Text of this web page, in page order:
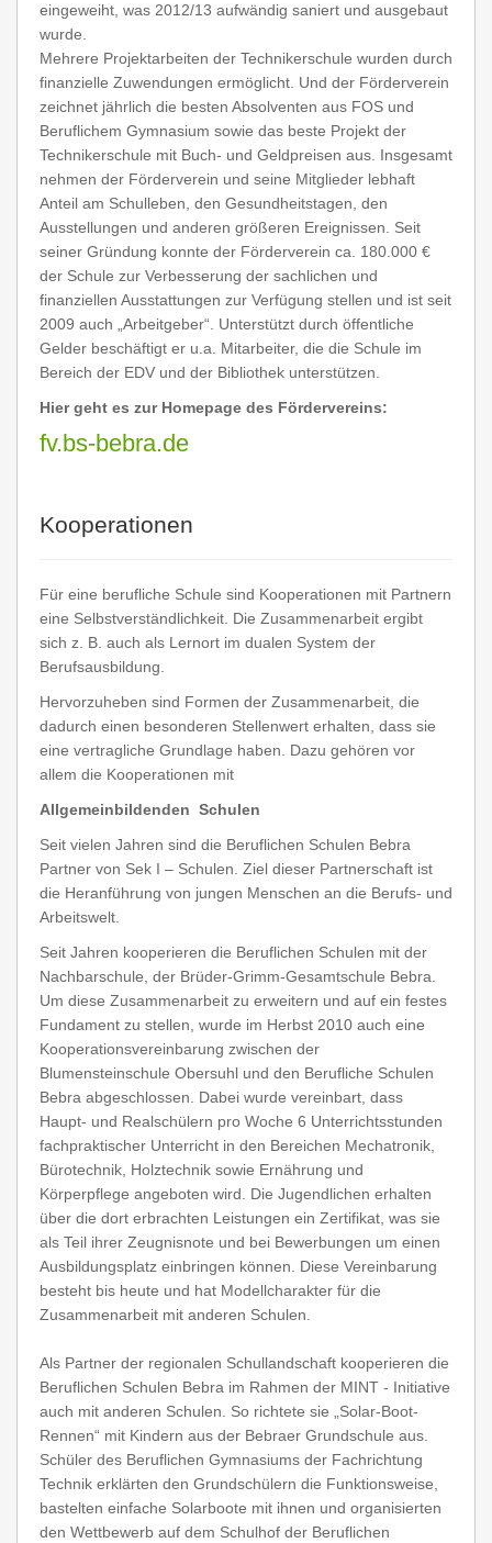
eingeweiht, was 2012/13 aufwändig saniert und ausgebaut
wurde.
Mehrere Projektarbeiten der Technikerschule wurden durch
finanzielle Zuwendungen ermöglicht. Und der Förderverein
zeichnet jährlich die besten Absolventen aus FOS und
Beruflichem Gymnasium sowie das beste Projekt der
Technikerschule mit Buch- und Geldpreisen aus. Insgesamt
nehmen der Förderverein und seine Mitglieder lebhaft
Anteil am Schulleben, den Gesundheitstagen, den
Ausstellungen und anderen größeren Ereignissen. Seit
seiner Gründung konnte der Förderverein ca. 180.000 €
der Schule zur Verbesserung der sachlichen und
finanziellen Ausstattungen zur Verfügung stellen und ist seit
2009 auch „Arbeitgeber“. Unterstützt durch öffentliche
Gelder beschäftigt er u.a. Mitarbeiter, die die Schule im
Bereich der EDV und der Bibliothek unterstützen.
Hier geht es zur Homepage des Fördervereins:
fv.bs-bebra.de
Kooperationen
Für eine berufliche Schule sind Kooperationen mit Partnern
eine Selbstverständlichkeit. Die Zusammenarbeit ergibt
sich z. B. auch als Lernort im dualen System der
Berufsausbildung.
Hervorzuheben sind Formen der Zusammenarbeit, die
dadurch einen besonderen Stellenwert erhalten, dass sie
eine vertragliche Grundlage haben. Dazu gehören vor
allem die Kooperationen mit
Allgemeinbildenden Schulen
Seit vielen Jahren sind die Beruflichen Schulen Bebra
Partner von Sek I – Schulen. Ziel dieser Partnerschaft ist
die Heranführung von jungen Menschen an die Berufs- und
Arbeitswelt.
Seit Jahren kooperieren die Beruflichen Schulen mit der
Nachbarschule, der Brüder-Grimm-Gesamtschule Bebra.
Um diese Zusammenarbeit zu erweitern und auf ein festes
Fundament zu stellen, wurde im Herbst 2010 auch eine
Kooperationsvereinbarung zwischen der
Blumensteinschule Obersuhl und den Berufliche Schulen
Bebra abgeschlossen. Dabei wurde vereinbart, dass
Haupt- und Realschülern pro Woche 6 Unterrichtsstunden
fachpraktischer Unterricht in den Bereichen Mechatronik,
Bürotechnik, Holztechnik sowie Ernährung und
Körperpflege angeboten wird. Die Jugendlichen erhalten
über die dort erbrachten Leistungen ein Zertifikat, was sie
als Teil ihrer Zeugnisnote und bei Bewerbungen um einen
Ausbildungsplatz einbringen können. Diese Vereinbarung
besteht bis heute und hat Modellcharakter für die
Zusammenarbeit mit anderen Schulen.
Als Partner der regionalen Schullandschaft kooperieren die
Beruflichen Schulen Bebra im Rahmen der MINT - Initiative
auch mit anderen Schulen. So richtete sie „Solar-Boot-
Rennen“ mit Kindern aus der Bebraer Grundschule aus.
Schüler des Beruflichen Gymnasiums der Fachrichtung
Technik erklärten den Grundschülern die Funktionsweise,
bastelten einfache Solarboote mit ihnen und organisierten
den Wettbewerb auf dem Schulhof der Beruflichen